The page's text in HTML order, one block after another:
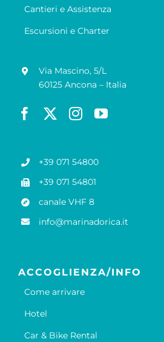
Cantieri e Assistenza
Escursioni e Charter
Via Mascino, 5/L
60125 Ancona – Italia
+39 071 54800
+39 071 54801
canale VHF 8
info@marinadorica.it
ACCOGLIENZA/INFO
Come arrivare
Hotel
Car & Bike Rental